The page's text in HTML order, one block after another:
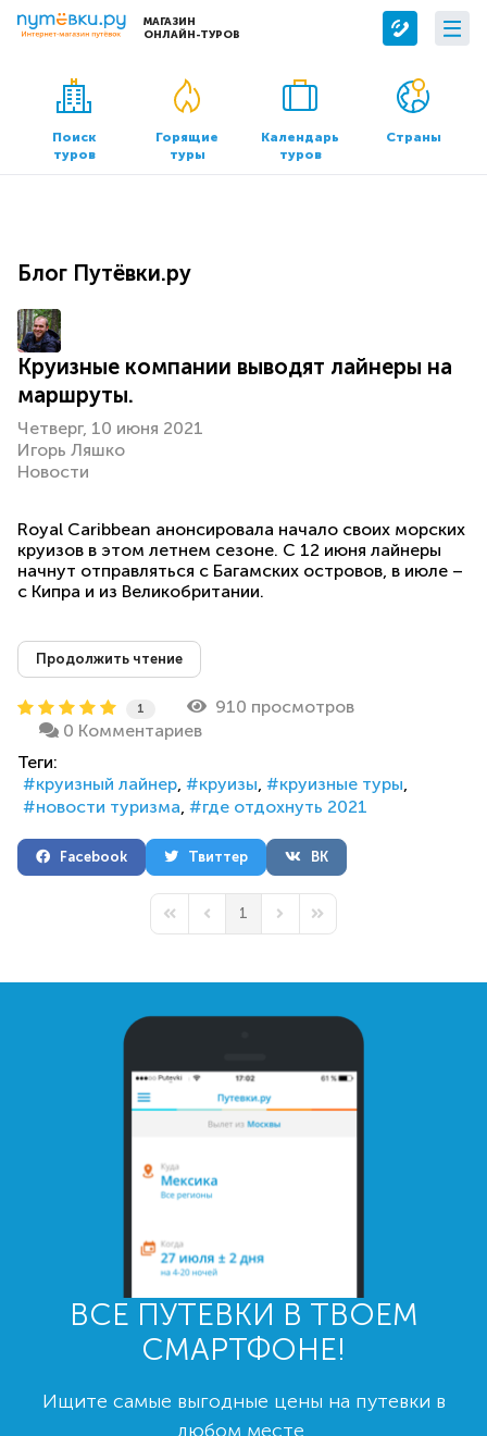
МАГАЗИН
ОНЛАЙН-ТУРОВ
Сервисы
Бронирование отелей
Трансфер
О компании
О нас
Контакты
Офисы продаж
Поиск
туров
Горящие
туры
Календарь
туров
Страны
Блог Путёвки.ру
Круизные компании выводят лайнеры на
маршруты.
Четверг, 10 июня 2021
Игорь Ляшко
Новости
Royal Caribbean анонсировала начало своих морских
круизов в этом летнем сезоне. С 12 июня лайнеры
начнут отправляться с Багамских островов, в июле –
с Кипра и из Великобритании.
Продолжить чтение
1
910 просмотров
0 Комментариев
Теги:
круизный лайнер
круизы
круизные туры
новости туризма
где отдохнуть 2021
Facebook Твиттер ВК
First PagePrevious Page
1 Next PageLast Page
ВСЕ ПУТЕВКИ В ТВОЕМ
СМАРТФОНЕ!
Ищите самые выгодные цены на путевки в
любом месте,